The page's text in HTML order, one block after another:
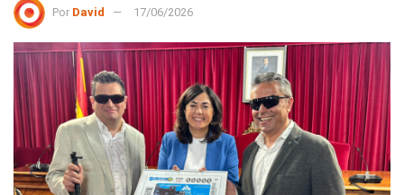
Por David 17/06/2026